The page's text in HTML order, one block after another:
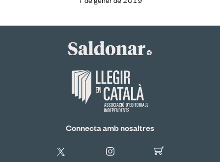
Connecta amb nosaltres